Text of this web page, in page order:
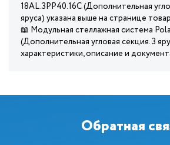
18AL.3PP40.16C (Дополнительная
яруса) указана выше на странице
📖 Модульная стеллажная система
(Дополнительная угловая секция. 3
характеристики, описание и
Обратная